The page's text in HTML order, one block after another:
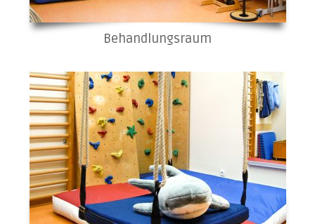
Behandlungsraum